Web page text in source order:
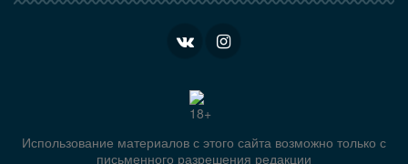
Использование материалов с этого сайта возможно только с
письменного разрешения редакции